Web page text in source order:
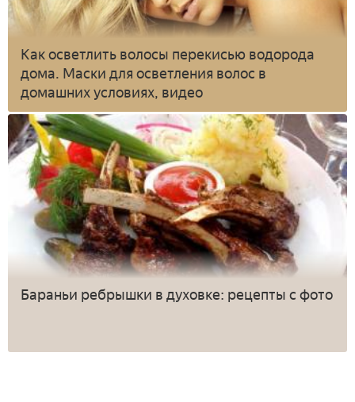
Как осветлить волосы перекисью водорода
дома. Маски для осветления волос в
домашних условиях, видео
Бараньи ребрышки в духовке: рецепты с фото